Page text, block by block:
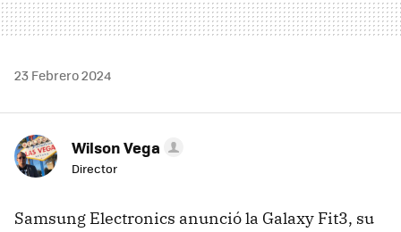
23 Febrero 2024
Wilson Vega
Director
Samsung Electronics anunció la Galaxy Fit3, su